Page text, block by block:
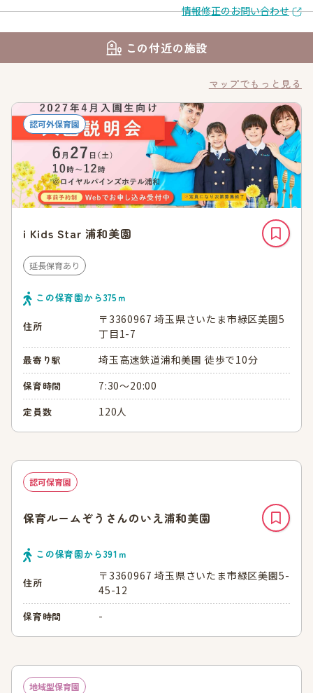
情報修正のお問い合わせ
この付近の施設
マップでもっと見る
認可外保育園
i Kids Star 浦和美園
延長保育あり
この保育園から375ｍ
住所
〒3360967 埼玉県さいたま市緑区美園5
丁目1-7
最寄り駅 埼玉高速鉄道浦和美園 徒歩で10分
保育時間 7:30～20:00
定員数 120人
認可保育園
保育ルームぞうさんのいえ浦和美園
この保育園から391 ｍ
住所
〒3360967 埼玉県さいたま市緑区美園5-
45-12
保育時間 -
地域型保育園